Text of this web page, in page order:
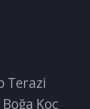
Terazi
Boğa Koç